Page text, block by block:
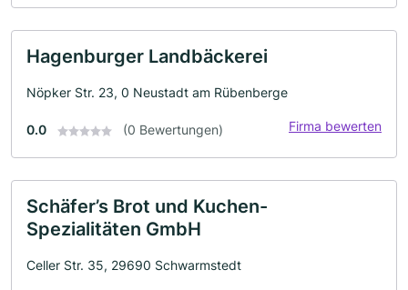
Hagenburger Landbäckerei
Nöpker Str. 23, 0 Neustadt am Rübenberge
0.0 (0 Bewertungen) Firma bewerten
Schäfer’s Brot und Kuchen-
Spezialitäten GmbH
Celler Str. 35, 29690 Schwarmstedt